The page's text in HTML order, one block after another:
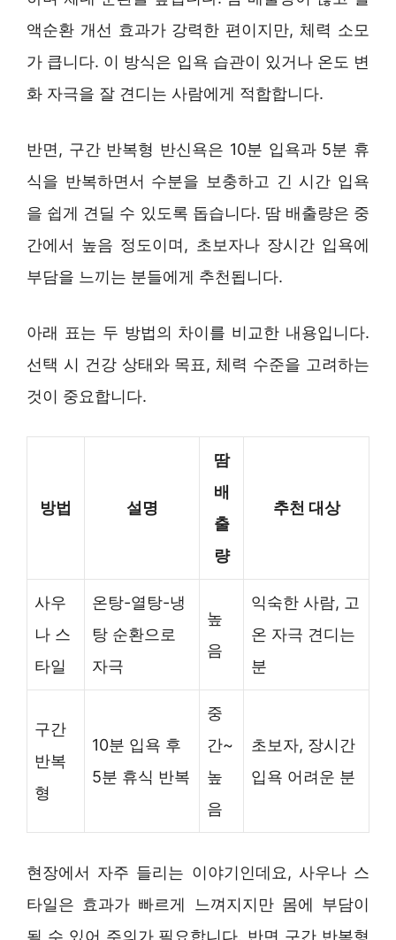
액순환 개선 효과가 강력한 편이지만, 체력 소모
가 큽니다. 이 방식은 입욕 습관이 있거나 온도 변
화 자극을 잘 견디는 사람에게 적합합니다.
반면, 구간 반복형 반신욕은 10분 입욕과 5분 휴
식을 반복하면서 수분을 보충하고 긴 시간 입욕
을 쉽게 견딜 수 있도록 돕습니다. 땀 배출량은 중
간에서 높음 정도이며, 초보자나 장시간 입욕에
부담을 느끼는 분들에게 추천됩니다.
아래 표는 두 방법의 차이를 비교한 내용입니다.
선택 시 건강 상태와 목표, 체력 수준을 고려하는
것이 중요합니다.
방법 설명
땀
배
출
량
추천 대상
사우
나 스
타일
온탕-열탕-냉
탕 순환으로
자극
높
음
익숙한 사람, 고
온 자극 견디는
분
구간
반복
형
10분 입욕 후
5분 휴식 반복
중
간~
높
음
초보자, 장시간
입욕 어려운 분
현장에서 자주 들리는 이야기인데요, 사우나 스
타일은 효과가 빠르게 느껴지지만 몸에 부담이
될 수 있어 주의가 필요합니다. 반면 구간 반복형